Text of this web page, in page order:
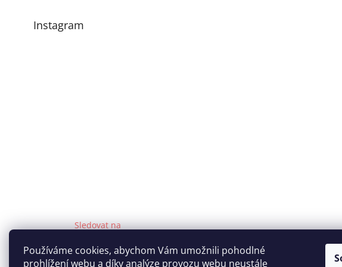
Používáme cookies, abychom Vám umožnili pohodlné
prohlížení webu a díky analýze provozu webu neustále
Instagram
Sledovat na